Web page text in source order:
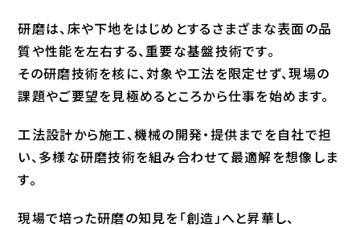
研磨は、床や下地をはじめとするさまざまな表面の品
質や性能を左右する、重要な基盤技術です。
その研磨技術を核に、対象や工法を限定せず、現場の
課題やご要望を見極めるところから仕事を始めます。
工法設計から施工、機械の開発・提供までを自社で担
い、多様な研磨技術を組み合わせて最適解を想像しま
す。
現場で培った研磨の知見を「創造」へと昇華し、